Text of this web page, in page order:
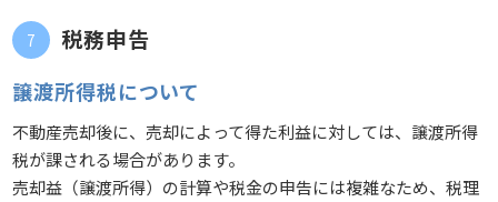
税務申告
譲渡所得税について
不動産売却後に、売却によって得た利益に対しては、譲渡所得
税が課される場合があります。
売却益（譲渡所得）の計算や税金の申告には複雑なため、税理